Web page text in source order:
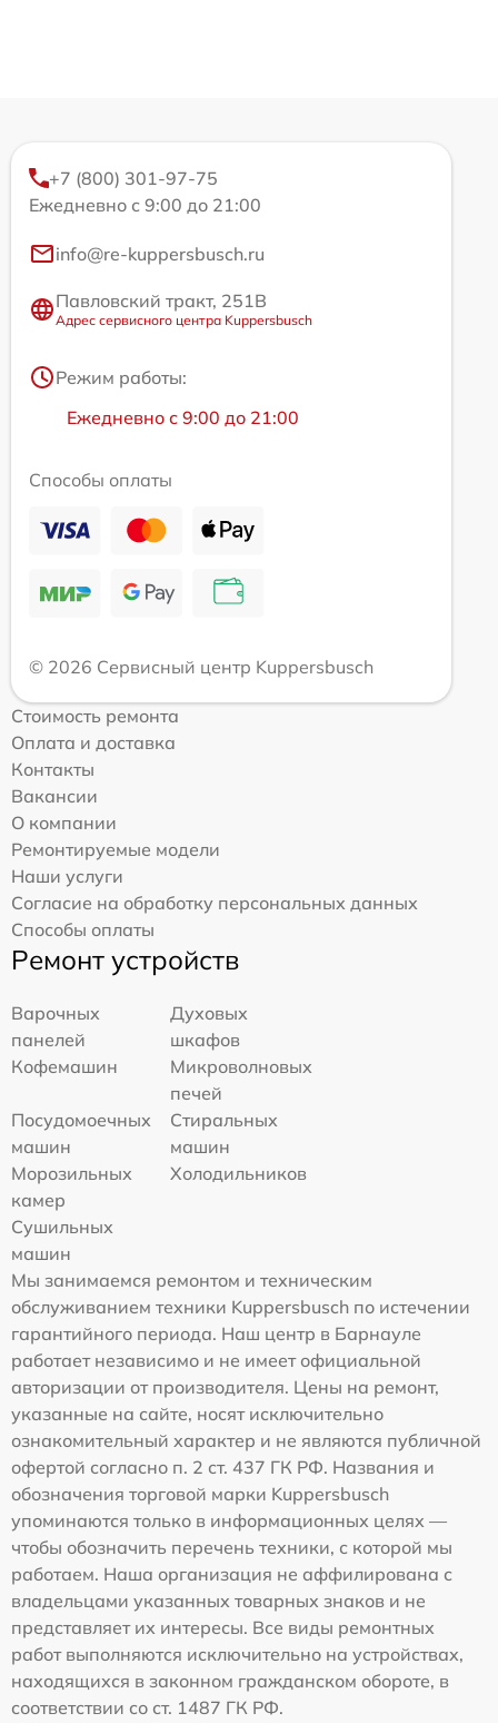
+7 (800) 301-97-75
Ежедневно с 9:00 до 21:00
info@re-kuppersbusch.ru
Павловский тракт, 251В
Адрес сервисного центра Kuppersbusch
Режим работы:
Ежедневно с 9:00 до 21:00
Способы оплаты
© 2026 Сервисный центр Kuppersbusch
Стоимость ремонта
Оплата и доставка
Контакты
Вакансии
О компании
Ремонтируемые модели
Наши услуги
Согласие на обработку персональных данных
Способы оплаты
Ремонт устройств
Варочных
панелей
Духовых
шкафов
Кофемашин
Микроволновых
печей
Посудомоечных
машин
Стиральных
машин
Морозильных
камер
Холодильников
Сушильных
машин
Мы занимаемся ремонтом и техническим
обслуживанием техники Kuppersbusch по истечении
гарантийного периода. Наш центр в Барнауле
работает независимо и не имеет официальной
авторизации от производителя. Цены на ремонт,
указанные на сайте, носят исключительно
ознакомительный характер и не являются публичной
офертой согласно п. 2 ст. 437 ГК РФ. Названия и
обозначения торговой марки Kuppersbusch
упоминаются только в информационных целях —
чтобы обозначить перечень техники, с которой мы
работаем. Наша организация не аффилирована с
владельцами указанных товарных знаков и не
представляет их интересы. Все виды ремонтных
работ выполняются исключительно на устройствах,
находящихся в законном гражданском обороте, в
соответствии со ст. 1487 ГК РФ.